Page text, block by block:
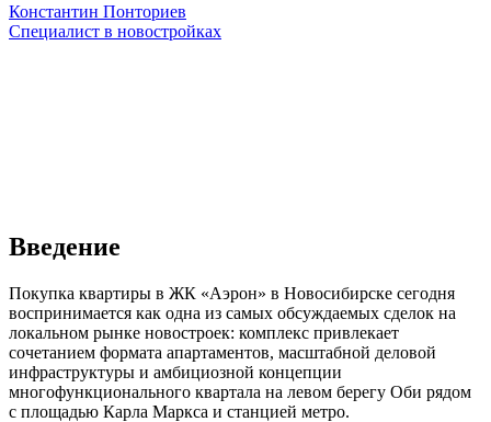
Константин Понториев
Специалист в новостройках
Введение
Покупка квартиры в ЖК «Аэрон» в Новосибирске сегодня
воспринимается как одна из самых обсуждаемых сделок на
локальном рынке новостроек: комплекс привлекает
сочетанием формата апартаментов, масштабной деловой
инфраструктуры и амбициозной концепции
многофункционального квартала на левом берегу Оби рядом
с площадью Карла Маркса и станцией метро.